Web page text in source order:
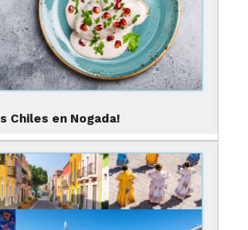
llevar a casa cuando visites
pueblo en el que también
como el que se localiza en su
por flores o en la Fábrica
de los Relojes.
Chiles en Nogada!